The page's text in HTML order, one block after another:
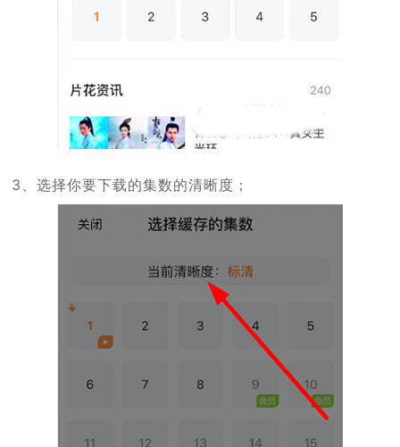
3、选择你要下载的集数的清晰度；